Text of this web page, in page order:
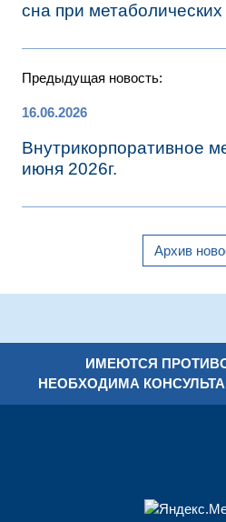
сна при
Предыдущая новость:
16.06.2026
Внутрикорпоративное
июня 2026г.
Архив
ИМЕЮТСЯ
НЕОБХОДИМА